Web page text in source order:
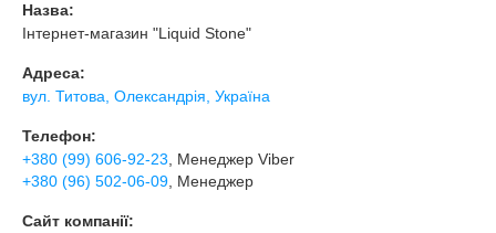
Назва:
Інтернет-магазин "Liquid Stone"
Адреса:
вул. Титова, Олександрія, Україна
Телефон:
+380 (99) 606-92-23 , Менеджер Viber
+380 (96) 502-06-09 , Менеджер
Сайт компанії: